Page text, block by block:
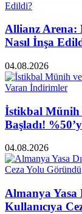
Allianz Arena:
Nasıl İnşa
04.08.2026
İstikbal Münih
Başladı!
04.08.2026
Almanya Yasa
Kullanıcıya